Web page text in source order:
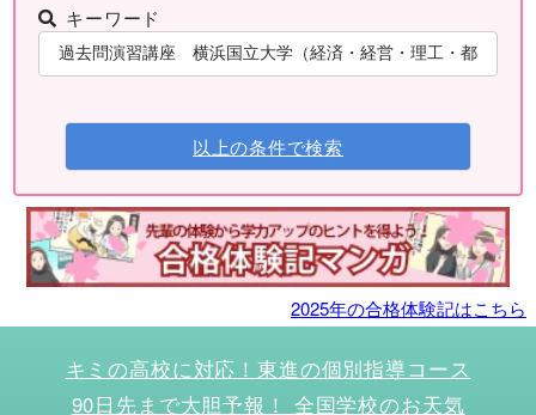
キーワード
以上の条件で検索
2025年の合格体験記はこちら
キミの高校に対応！東進の個別指導コース
90日先まで大胆予報！ 全国学校のお天気